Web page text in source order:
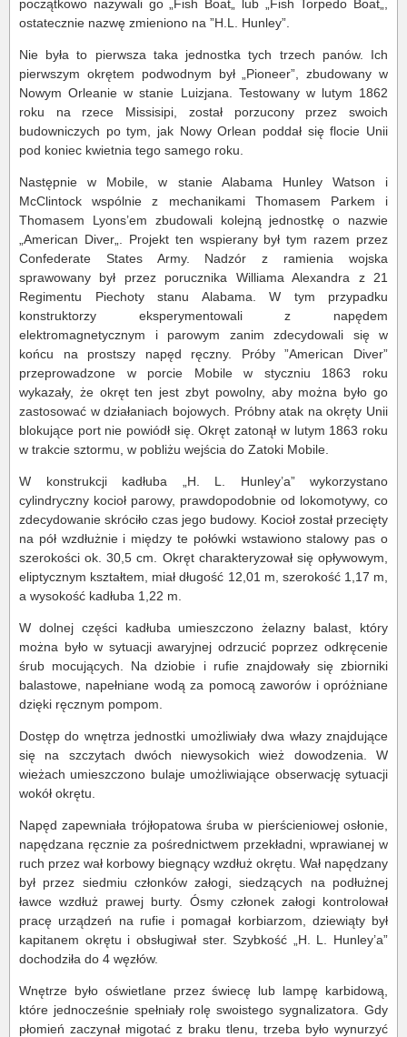
początkowo nazywali go „Fish Boat„ lub „Fish Torpedo Boat„,
ostatecznie nazwę zmieniono na ”H.L. Hunley”.
Nie była to pierwsza taka jednostka tych trzech panów. Ich
pierwszym okrętem podwodnym był „Pioneer”, zbudowany w
Nowym Orleanie w stanie Luizjana. Testowany w lutym 1862
roku na rzece Missisipi, został porzucony przez swoich
budowniczych po tym, jak Nowy Orlean poddał się flocie Unii
pod koniec kwietnia tego samego roku.
Następnie w Mobile, w stanie Alabama Hunley Watson i
McClintock wspólnie z mechanikami Thomasem Parkem i
Thomasem Lyons’em zbudowali kolejną jednostkę o nazwie
„American Diver„. Projekt ten wspierany był tym razem przez
Confederate States Army. Nadzór z ramienia wojska
sprawowany był przez porucznika Williama Alexandra z 21
Regimentu Piechoty stanu Alabama. W tym przypadku
konstruktorzy eksperymentowali z napędem
elektromagnetycznym i parowym zanim zdecydowali się w
końcu na prostszy napęd ręczny. Próby ”American Diver”
przeprowadzone w porcie Mobile w styczniu 1863 roku
wykazały, że okręt ten jest zbyt powolny, aby można było go
zastosować w działaniach bojowych. Próbny atak na okręty Unii
blokujące port nie powiódł się. Okręt zatonął w lutym 1863 roku
w trakcie sztormu, w pobliżu wejścia do Zatoki Mobile.
W konstrukcji kadłuba „H. L. Hunley’a” wykorzystano
cylindryczny kocioł parowy, prawdopodobnie od lokomotywy, co
zdecydowanie skróciło czas jego budowy. Kocioł został przecięty
na pół wzdłużnie i między te połówki wstawiono stalowy pas o
szerokości ok. 30,5 cm. Okręt charakteryzował się opływowym,
eliptycznym kształtem, miał długość 12,01 m, szerokość 1,17 m,
a wysokość kadłuba 1,22 m.
W dolnej części kadłuba umieszczono żelazny balast, który
można było w sytuacji awaryjnej odrzucić poprzez odkręcenie
śrub mocujących. Na dziobie i rufie znajdowały się zbiorniki
balastowe, napełniane wodą za pomocą zaworów i opróżniane
dzięki ręcznym pompom.
Dostęp do wnętrza jednostki umożliwiały dwa włazy znajdujące
się na szczytach dwóch niewysokich wież dowodzenia. W
wieżach umieszczono bulaje umożliwiające obserwację sytuacji
wokół okrętu.
Napęd zapewniała trójłopatowa śruba w pierścieniowej osłonie,
napędzana ręcznie za pośrednictwem przekładni, wprawianej w
ruch przez wał korbowy biegnący wzdłuż okrętu. Wał napędzany
był przez siedmiu członków załogi, siedzących na podłużnej
ławce wzdłuż prawej burty. Ósmy członek załogi kontrolował
pracę urządzeń na rufie i pomagał korbiarzom, dziewiąty był
kapitanem okrętu i obsługiwał ster. Szybkość „H. L. Hunley’a”
dochodziła do 4 węzłów.
Wnętrze było oświetlane przez świecę lub lampę karbidową,
które jednocześnie spełniały rolę swoistego sygnalizatora. Gdy
płomień zaczynał migotać z braku tlenu, trzeba było wynurzyć